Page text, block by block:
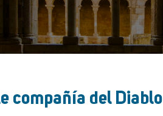
compañía del Diablo